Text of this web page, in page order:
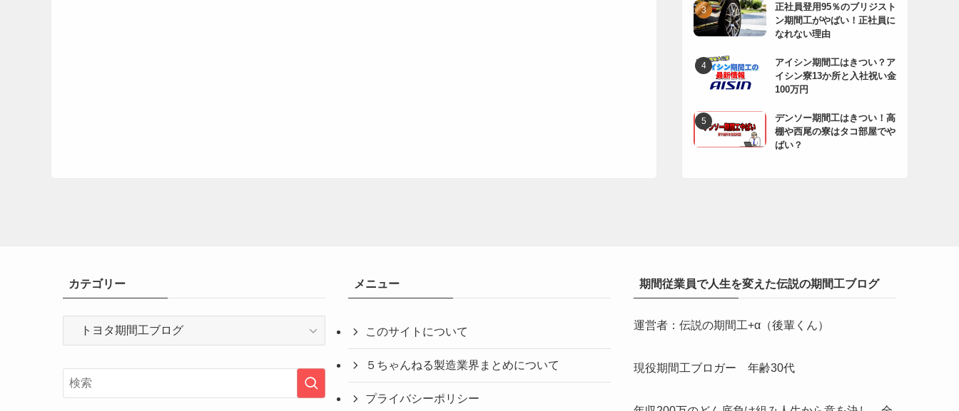
正社員登用95％のブリジスト
ン期間工がやばい！正社員に
なれない理由
アイシン期間工はきつい？ア
イシン寮13か所と入社祝い金
100万円
デンソー期間工はきつい！高
棚や西尾の寮はタコ部屋でや
ばい？
カテゴリー
リ
ー
メニュー
このサイトについて
５ちゃんねる製造業界まとめについて
プライバシーポリシー
期間従業員で人生を変えた伝説の期間工ブログ
運営者：伝説の期間工+α（後輩くん）
現役期間工ブロガー 年齢30代